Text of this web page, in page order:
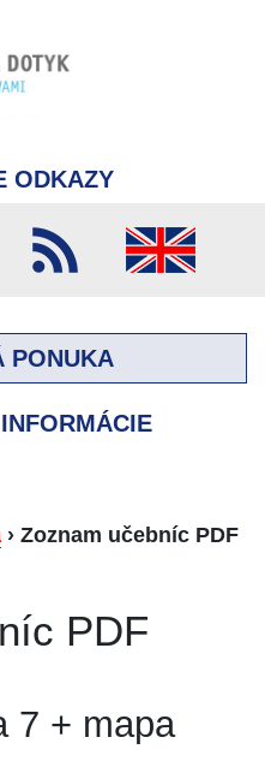
ODKAZY
PONUKA
› Zoznam učebníc PDF
PDF
7 + mapa